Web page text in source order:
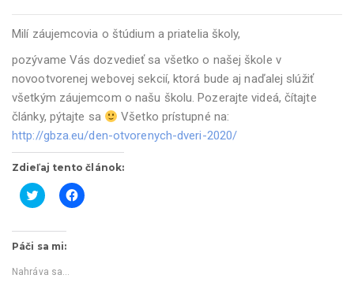
Milí záujemcovia o štúdium a priatelia školy,
pozývame Vás dozvedieť sa všetko o našej škole v
novootvorenej webovej sekcií, ktorá bude aj naďalej slúžiť
všetkým záujemcom o našu školu. Pozerajte videá, čítajte
články, pýtajte sa
Všetko prístupné na:
http://gbza.eu/den-otvorenych-dveri-2020/
Zdieľaj tento článok:
K
i
n
t
e
K
i
n
e
Páči sa mi:
Nahráva sa...